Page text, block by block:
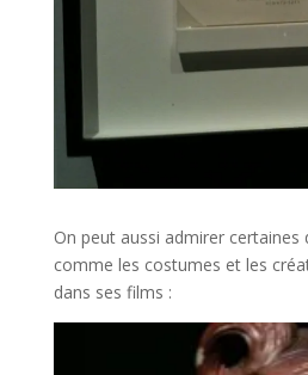
On peut aussi admirer certaines
comme les costumes et les
dans ses films :